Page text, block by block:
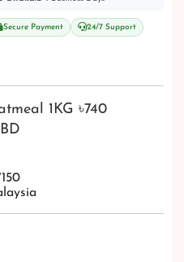
Secure Payment 24/7 Support
1KG ৳740